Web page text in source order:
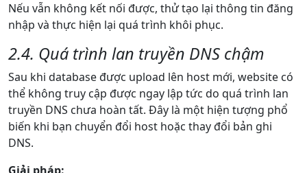
Nếu vẫn không kết nối được, thử tạo lại thông tin đăng
nhập và thực hiện lại quá trình khôi phục.
2.4. Quá trình lan truyền DNS chậm
Sau khi database được upload lên host mới, website có
thể không truy cập được ngay lập tức do quá trình lan
truyền DNS chưa hoàn tất. Đây là một hiện tượng phổ
biến khi bạn chuyển đổi host hoặc thay đổi bản ghi
DNS.